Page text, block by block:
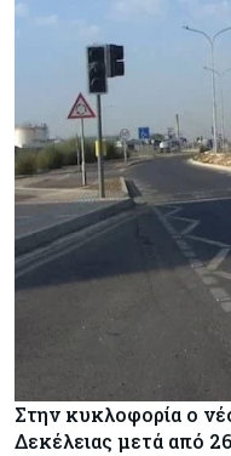
Στην κυκλοφορία ο
Δεκέλειας μετά από